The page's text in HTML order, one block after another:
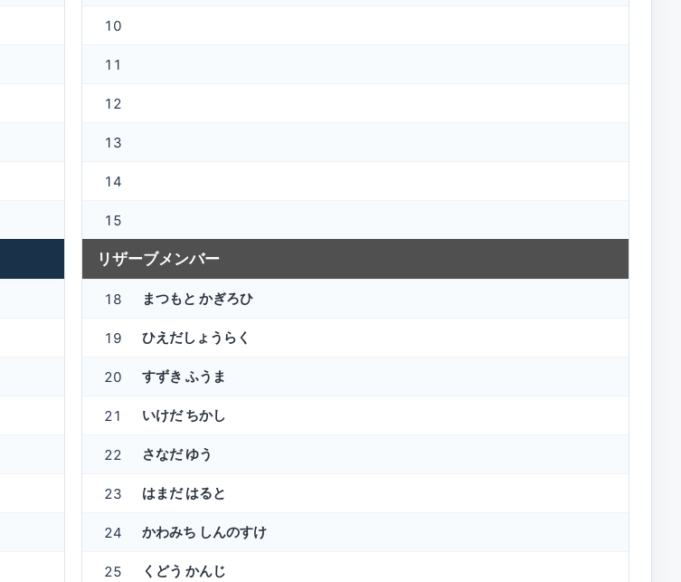
10
11
12
13
14
15
リザーブメンバー
18 まつもと かぎろひ
19 ひえだしょうらく
20 すずき ふうま
21 いけだ ちかし
22 さなだ ゆう
23 はまだ はると
24 かわみち しんのすけ
25 くどう かんじ